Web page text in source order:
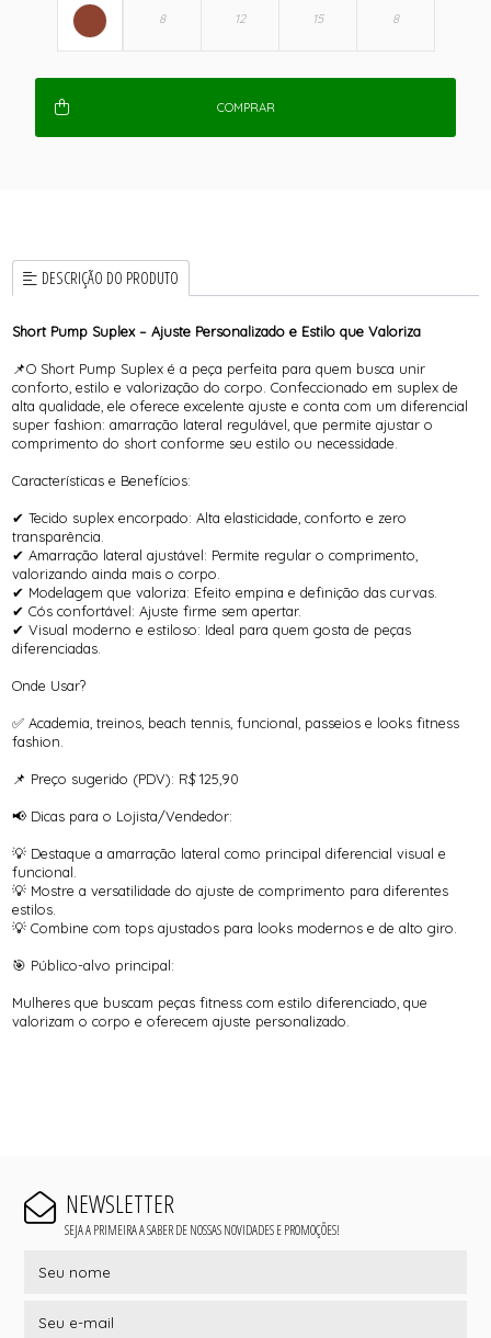
COMPRAR
DESCRIÇÃO DO PRODUTO
Short Pump Suplex – Ajuste Personalizado e Estilo que Valoriza
📌O Short Pump Suplex é a peça perfeita para quem busca unir
conforto, estilo e valorização do corpo. Confeccionado em suplex de
alta qualidade, ele oferece excelente ajuste e conta com um diferencial
super fashion: amarração lateral regulável, que permite ajustar o
comprimento do short conforme seu estilo ou necessidade.
Características e Benefícios:
✔ Tecido suplex encorpado: Alta elasticidade, conforto e zero
transparência.
✔ Amarração lateral ajustável: Permite regular o comprimento,
valorizando ainda mais o corpo.
✔ Modelagem que valoriza: Efeito empina e definição das curvas.
✔ Cós confortável: Ajuste firme sem apertar.
✔ Visual moderno e estiloso: Ideal para quem gosta de peças
diferenciadas.
Onde Usar?
✅ Academia, treinos, beach tennis, funcional, passeios e looks fitness
fashion.
📌 Preço sugerido (PDV): R$ 125,90
📢 Dicas para o Lojista/Vendedor:
💡 Destaque a amarração lateral como principal diferencial visual e
funcional.
💡 Mostre a versatilidade do ajuste de comprimento para diferentes
estilos.
💡 Combine com tops ajustados para looks modernos e de alto giro.
🎯 Público-alvo principal:
Mulheres que buscam peças fitness com estilo diferenciado, que
valorizam o corpo e oferecem ajuste personalizado.
NEWSLETTER
SEJA A PRIMEIRA A SABER DE NOSSAS NOVIDADES E PROMOÇÕES!